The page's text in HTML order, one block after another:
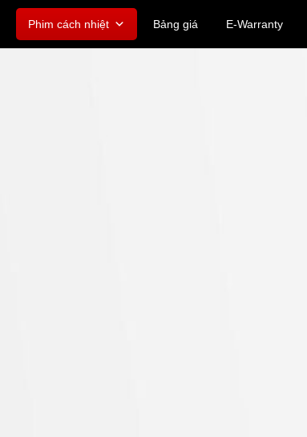
Phim cách nhiệt Bảng giá E-Warranty